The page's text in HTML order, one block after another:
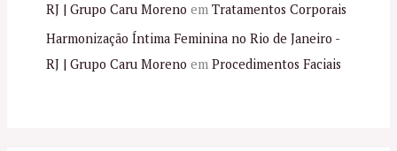
RJ | Grupo Caru Moreno em Tratamentos Corporais
Harmonização Íntima Feminina no Rio de Janeiro -
RJ | Grupo Caru Moreno em Procedimentos Faciais